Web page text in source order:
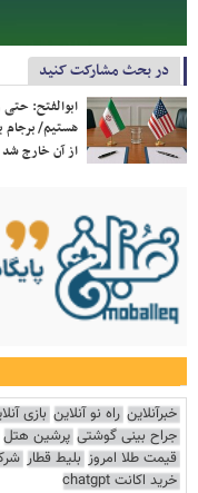
در بحث مشارکت کنید
ابوالفتح:
هستیم/ برجام
از آن خارج شد
خبرآنلاین راه نو آنلاین بازی
جراح بینی گوشتی پرشین هتل
قیمت طلا امروز بلیط قطار
خرید اکانت chatgpt